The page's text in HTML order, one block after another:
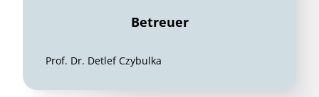
Betreuer
Prof. Dr. Detlef Czybulka